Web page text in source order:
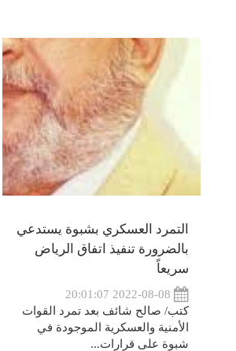
التمرد العسكري بشبوة يستدعي
بالضرورة تنفيذ اتفاق الرياض
سريعاً
كتب/ صالح شائف بعد تمرد القوات
الأمنية والعسكرية الموجودة في
شبوة على قرارات...